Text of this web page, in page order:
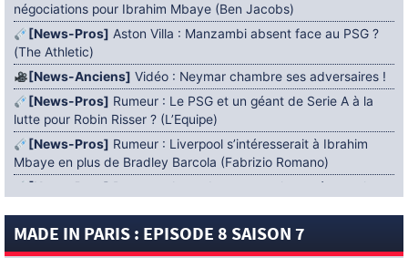
négociations pour Ibrahim Mbaye (Ben Jacobs)
[News-Pros] Aston Villa : Manzambi absent face au PSG ?
(The Athletic)
[News-Anciens] Vidéo : Neymar chambre ses adversaires !
[News-Pros] Rumeur : Le PSG et un géant de Serie A à la
lutte pour Robin Risser ? (L’Equipe)
[News-Pros] Rumeur : Liverpool s’intéresserait à Ibrahim
Mbaye en plus de Bradley Barcola (Fabrizio Romano)
[News-Pros]
Rumeur : Accord contractuel trouvé entre le
[News-Pros]Rumeur : Le PSG aurait lancé un ultimatum
pour boucler le dossier Ferran Torres (Matteo Moretto)
MADE IN PARIS : EPISODE 8 SAISON 7